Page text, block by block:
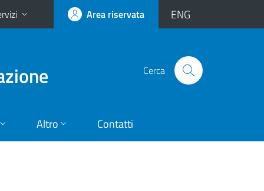
Area riservata ENG
Cerca
Altro Contatti